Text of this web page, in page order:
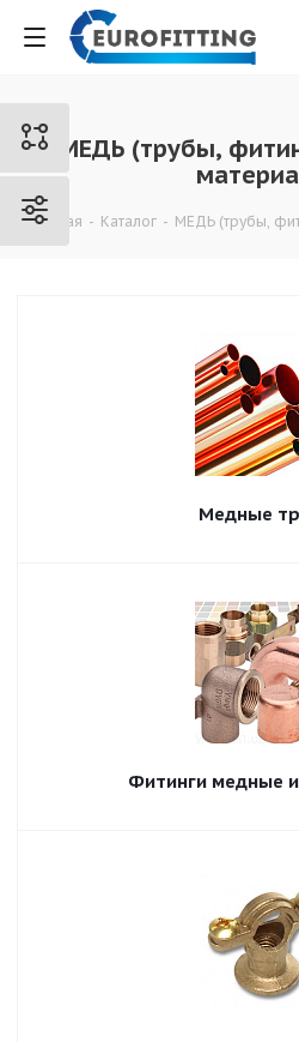
МЕДЬ (трубы,
Главная - Каталог - МЕДЬ (трубы,
Медные
Фитинги медные